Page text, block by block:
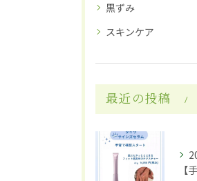
黒ずみ
スキンケア
最近の投稿